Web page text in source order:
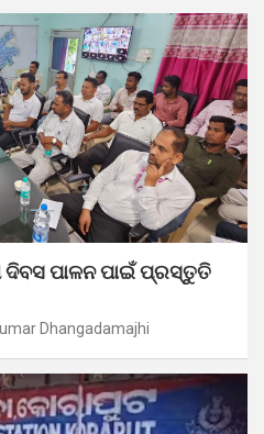
ଦିବସ ପାଳନ ପାଇଁ ପ୍ରସ୍ତୁତି
Dhangadamajhi